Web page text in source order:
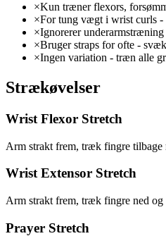
×Kun træner flexors,
×For tung vægt i wrist curls -
×Ignorerer underarmstræning
×Bruger straps for ofte -
×Ingen variation - træn alle
Strækøvelser
Wrist Flexor Stretch
Arm strakt frem, træk fingre tilbage
Wrist Extensor Stretch
Arm strakt frem, træk fingre ned og
Prayer Stretch